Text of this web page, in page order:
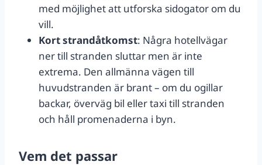
med möjlighet att utforska sidogator om du
vill.
Kort strandåtkomst: Några hotellvägar
ner till stranden sluttar men är inte
extrema. Den allmänna vägen till
huvudstranden är brant – om du ogillar
backar, överväg bil eller taxi till stranden
och håll promenaderna i byn.
Vem det passar